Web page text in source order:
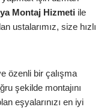
Montaj Hizmeti ile
ustalarımız, size hızlı
özenli bir çalışma
şekilde montajını
eşyalarınızı en iyi